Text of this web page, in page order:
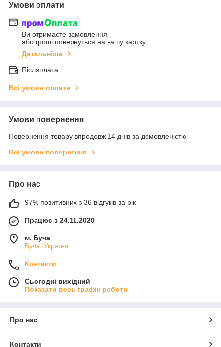
Умови оплати
Ви отримаєте замовлення
або гроші повернуться на вашу картку
Детальніше
Післяплата
Всі умови оплати
Умови повернення
Повернення товару впродовж 14 днів за домовленістю
Всі умови повернення
Про нас
97% позитивних з 36 відгуків за рік
Працює з 24.11.2020
м. Буча
Буча, Україна
Контакти
Сьогодні вихідний
Показати весь графік роботи
Про нас
Контакти